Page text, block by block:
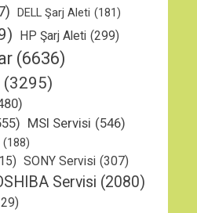
DELL Şarj Aleti (181)
HP Şarj Aleti (299)
(6636)
(3295)
MSI Servisi (546)
(188)
SONY Servisi (307)
Servisi (2080)